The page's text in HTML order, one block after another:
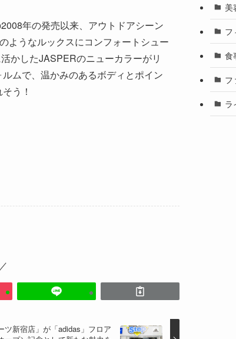
年の発売以来、アウトドアシーン
ようなルックスにコンフォートシュー
かしたJASPERのニューカラーがリ
ムで、温かみのあるボディとポイン
う！
ツ新宿店」が「adidas」フロア
美
フ
食
フ
ラ